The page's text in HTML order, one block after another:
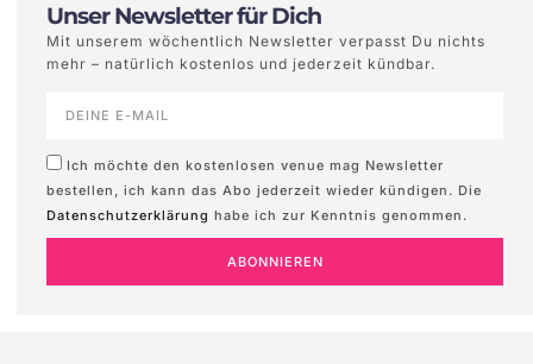
Unser Newsletter für Dich
Mit unserem wöchentlich Newsletter verpasst Du nichts
mehr – natürlich kostenlos und jederzeit kündbar.
Ich möchte den kostenlosen venue mag Newsletter
bestellen, ich kann das Abo jederzeit wieder kündigen. Die
Datenschutzerklärung habe ich zur Kenntnis genommen.
ABONNIEREN